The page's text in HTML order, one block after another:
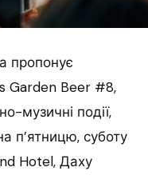
пропонує
Garden Beer #8,
музичні події,
п’ятницю, суботу
Hotel, Даху